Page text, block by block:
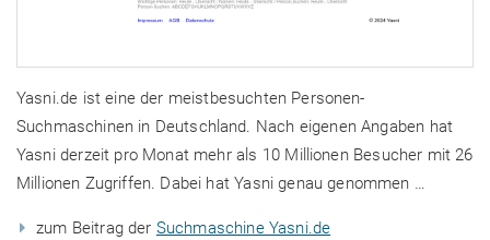
Yasni.de ist eine der meistbesuchten Personen-
Suchmaschinen in Deutschland. Nach eigenen Angaben hat
Yasni derzeit pro Monat mehr als 10 Millionen Besucher mit 26
Millionen Zugriffen. Dabei hat Yasni genau genommen …
zum Beitrag der Suchmaschine Yasni.de